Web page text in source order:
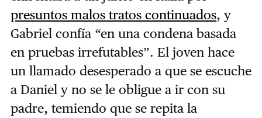
presuntos malos tratos continuados, y
Gabriel confía “en una condena basada
en pruebas irrefutables”. El joven hace
un llamado desesperado a que se escuche
a Daniel y no se le obligue a ir con su
padre, temiendo que se repita la